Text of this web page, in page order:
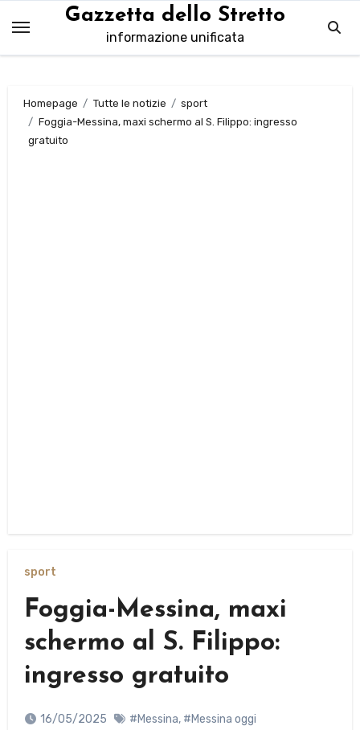
contenuto
Gazzetta dello Stretto
informazione unificata
Homepage Tutte le notizie
sport
Foggia-Messina, maxi schermo al S. Filippo: ingresso
gratuito
sport
Foggia-Messina, maxi
schermo al S. Filippo:
ingresso gratuito
16/05/2025 #Messina, #Messina oggi